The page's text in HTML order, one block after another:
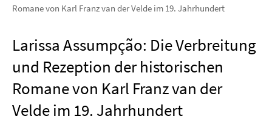
Romane von Karl Franz van der Velde im 19. Jahrhundert
Larissa Assumpção: Die Verbreitung
und Rezeption der historischen
Romane von Karl Franz van der
Velde im 19. Jahrhundert